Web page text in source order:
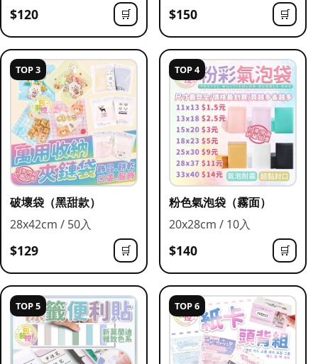
$120 🛒 $150 🛒
TOP 3
破壞袋（黑甜款）
28x42cm / 50入
$129 🛒
TOP 4
粉色氣泡袋（霧面）
20x28cm / 10入
$140 🛒
TOP 5 TOP 6